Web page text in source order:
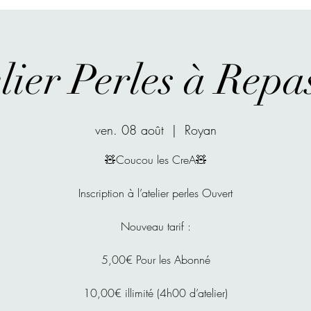
Perles à
ven. 08 août
  |
Royan
🧸Coucou les CreA🧸
Inscription à l’atelier perles Ouvert
Nouveau tarif :
5,00€ Pour les Abonné
10,00€ illimité (4h00 d’atelier)